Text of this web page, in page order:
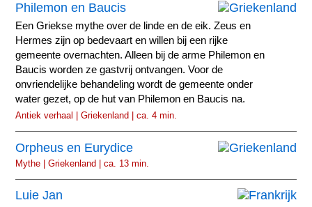
Philemon en Baucis
Een Griekse mythe over de linde en de eik. Zeus en
Hermes zijn op bedevaart en willen bij een rijke
gemeente overnachten. Alleen bij de arme Philemon en
Baucis worden ze gastvrij ontvangen. Voor de
onvriendelijke behandeling wordt de gemeente onder
water gezet, op de hut van Philemon en Baucis na.
Antiek verhaal | Griekenland | ca. 4 min.
Orpheus en Eurydice
Mythe | Griekenland | ca. 13 min.
Luie Jan